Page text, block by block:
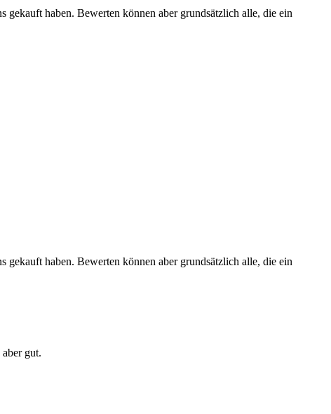
haben. Bewerten können aber grundsätzlich alle, die ein
haben. Bewerten können aber grundsätzlich alle, die ein
gut.